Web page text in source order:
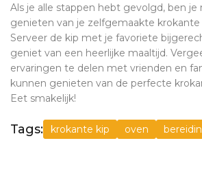
Als je alle stappen hebt gevolgd, ben je
genieten van je zelfgemaakte krokante
Serveer de kip met je favoriete
geniet van een heerlijke maaltijd.
ervaringen te delen met vrienden en
kunnen genieten van de perfecte
Eet smakelijk!
Tags: krokante kip oven